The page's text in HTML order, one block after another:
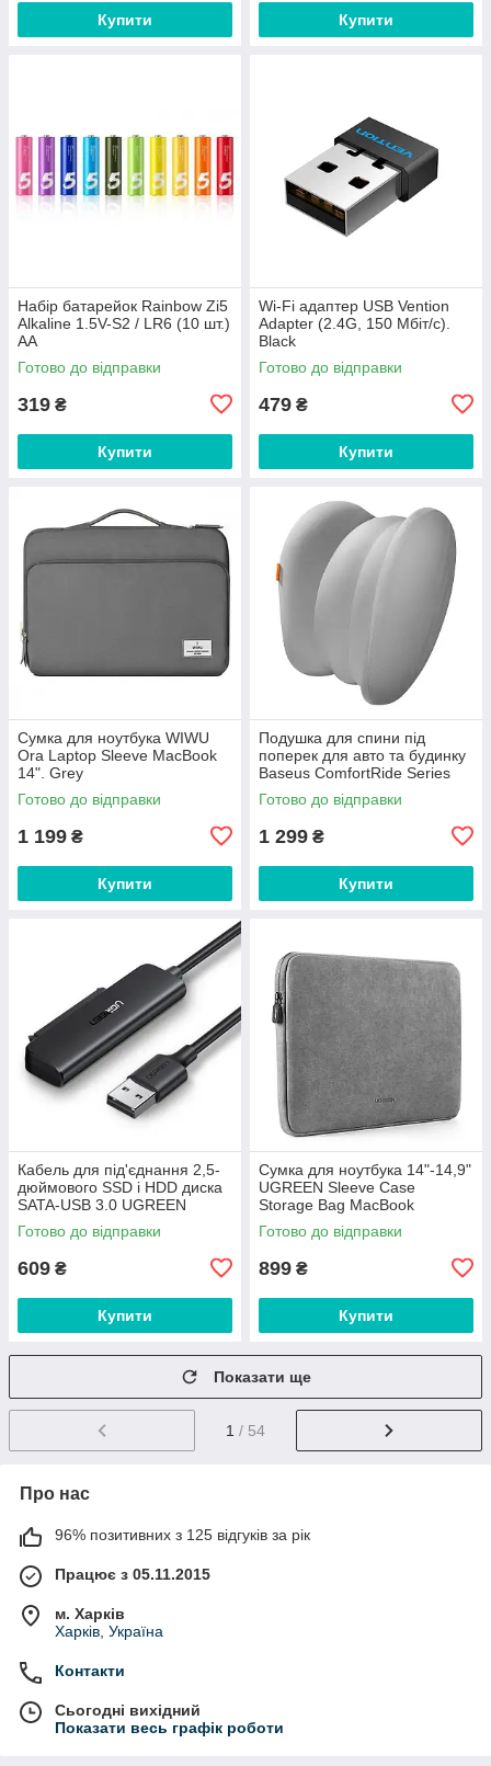
Купити Купити
Набір батарейок Rainbow Zi5
Alkaline 1.5V-S2 / LR6 (10 шт.)
AA
Готово до відправки
319 ₴
Купити
Wi-Fi адаптер USB Vention
Adapter (2.4G, 150 Мбіт/с).
Black
Готово до відправки
479 ₴
Купити
Сумка для ноутбука WIWU
Ora Laptop Sleeve MacBook
14". Grey
Готово до відправки
1 199 ₴
Купити
Подушка для спини під
поперек для авто та будинку
Baseus ComfortRide Series
Car Lumbar. Gray
Готово до відправки
1 299 ₴
Купити
Кабель для під'єднання 2,5-
дюймового SSD і HDD диска
SATA-USB 3.0 UGREEN
CM321 (5 Гбіт/с, 0.5 м). Black
Готово до відправки
609 ₴
Купити
Сумка для ноутбука 14"-14,9"
UGREEN Sleeve Case
Storage Bag MacBook
(345х250 мм). Gray
Готово до відправки
899 ₴
Купити
Показати ще
1 / 54
Про нас
96% позитивних з 125 відгуків за рік
Працює з 05.11.2015
м. Харків
Харків, Україна
Контакти
Сьогодні вихідний
Показати весь графік роботи